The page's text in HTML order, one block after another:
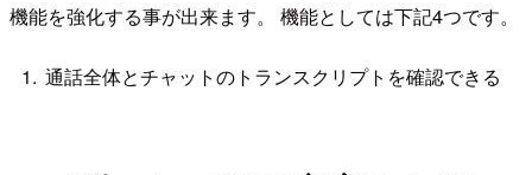
機能を強化する事が出来ます。 機能としては下記4つです。
通話全体とチャットのトランスクリプトを確認できる